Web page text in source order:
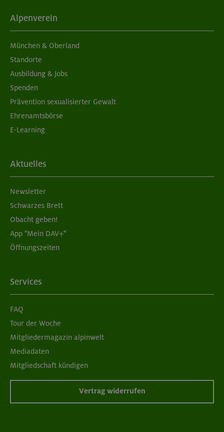
05./06.09.26
Grundkurs Klettern indoor für Frauen
München
07./14./21.09.26
Schnupperkletterkurs indoor
München
08./09.09.26
Alpenverein
München & Oberland
Standorte
Ausbildung & Jobs
Spenden
Prävention sexualisierter Gewalt
Ehrenamtsbörse
E-Learning
Aktuelles
Newsletter
Schwarzes Brett
Obacht geben!
App "Mein DAV+"
Öffnungszeiten
Services
FAQ
Tour der Woche
Mitgliedermagazin alpinwelt
Mediadaten
Mitgliedschaft kündigen
Vertrag widerrufen